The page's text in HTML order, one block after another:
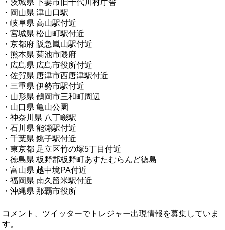
・茨城県 下妻市旧千代川村庁舎
・岡山県 津山口駅
・岐阜県 高山駅付近
・宮城県 松山町駅付近
・京都府 阪急嵐山駅付近
・熊本県 菊池市隈府
・広島県 広島市役所付近
・佐賀県 唐津市西唐津駅付近
・三重県 伊勢市駅付近
・山形県 鶴岡市三和町周辺
・山口県 亀山公園
・神奈川県 八丁畷駅
・石川県 能瀬駅付近
・千葉県 銚子駅付近
・東京都 足立区竹の塚5丁目付近
・徳島県 板野郡板野町あすたむらんど徳島
・富山県 越中境PA付近
・福岡県 南久留米駅付近
・沖縄県 那覇市役所
コメント、ツイッターでトレジャー出現情報を募集していま
す。